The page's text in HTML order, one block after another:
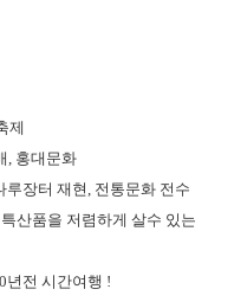
제
, 홍대문화
루장터 재현, 전통문화 전수
산품을 저렴하게 살수 있는
년전 시간여행 !